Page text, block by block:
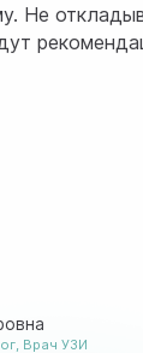
Не
Врач УЗИ